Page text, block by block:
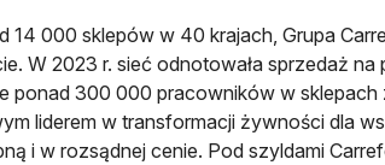
14 000 sklepów w 40 krajach, Grupa
W 2023 r. sieć odnotowała sprzedaż na
ponad 300 000 pracowników w
liderem w transformacji żywności dla
i w rozsądnej cenie. Pod szyldami